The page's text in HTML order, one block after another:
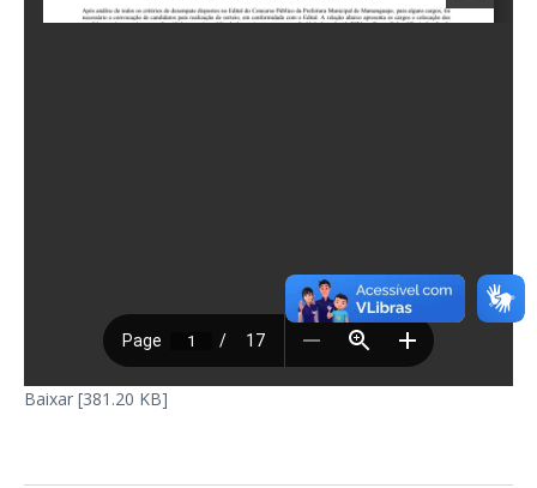
Baixar [381.20 KB]